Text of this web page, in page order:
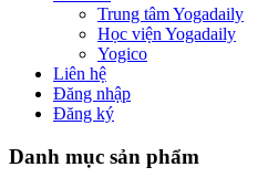
Trung tâm Yogadaily
Học viện Yogadaily
Yogico
Liên hệ
Đăng nhập
Đăng ký
Danh mục sản phẩm